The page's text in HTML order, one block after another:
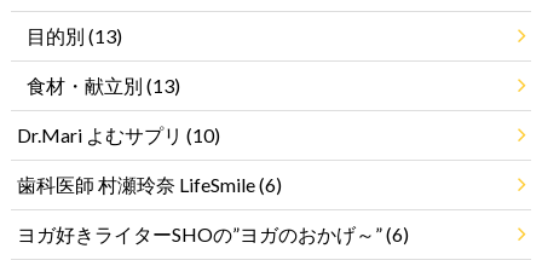
目的別 (13)
食材・献立別 (13)
Dr.Mari よむサプリ (10)
歯科医師 村瀬玲奈 LifeSmile(6)
ヨガ好きライターSHOの”ヨガのおかげ～”(6)